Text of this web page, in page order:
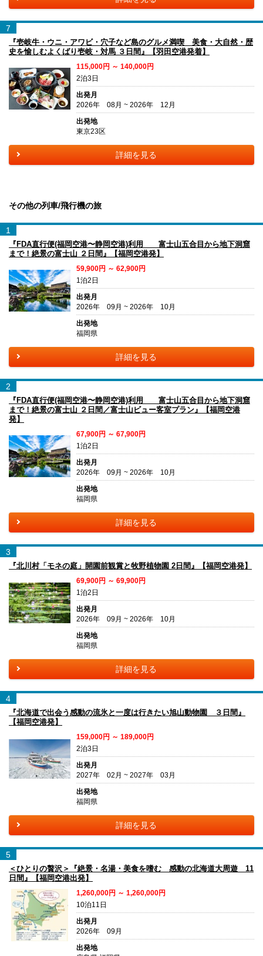
7
『壱岐牛・ウニ・アワビ・穴子など島のグルメ満喫 美食・大自然・歴
史を愉しむよくばり壱岐・対馬 ３日間』【羽田空港発着】
115,000円 ～ 140,000円
2泊3日
出発月
2026年 08月 ~ 2026年 12月
出発地
東京23区
詳細を見る
その他の列車/飛行機の旅
1
『FDA直行便(福岡空港〜静岡空港)利用 富士山五合目から地下洞窟
まで！絶景の富士山 ２日間』【福岡空港発】
59,900円 ～ 62,900円
1泊2日
出発月
2026年 09月 ~ 2026年 10月
出発地
福岡県
詳細を見る
2
『FDA直行便(福岡空港〜静岡空港)利用 富士山五合目から地下洞窟
まで！絶景の富士山 ２日間／富士山ビュー客室プラン』【福岡空港
発】
67,900円 ～ 67,900円
1泊2日
出発月
2026年 09月 ~ 2026年 10月
出発地
福岡県
詳細を見る
3
『北川村「モネの庭」開園前観賞と牧野植物園 2日間』【福岡空港発】
69,900円 ～ 69,900円
1泊2日
出発月
2026年 09月 ~ 2026年 10月
出発地
福岡県
詳細を見る
4
『北海道で出会う感動の流氷と一度は行きたい旭山動物園 ３日間』
【福岡空港発】
159,000円 ～ 189,000円
2泊3日
出発月
2027年 02月 ~ 2027年 03月
出発地
福岡県
詳細を見る
5
＜ひとりの贅沢＞『絶景・名湯・美食を嗜む 感動の北海道大周遊 11
日間』【福岡空港出発】
1,260,000円 ～ 1,260,000円
10泊11日
出発月
2026年 09月
出発地